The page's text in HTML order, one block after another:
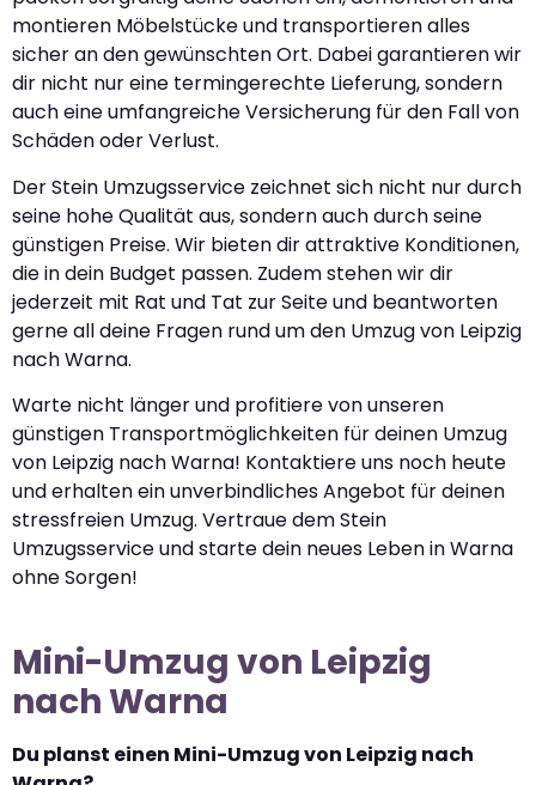
montieren Möbelstücke und transportieren alles
sicher an den gewünschten Ort. Dabei garantieren wir
dir nicht nur eine termingerechte Lieferung, sondern
auch eine umfangreiche Versicherung für den Fall von
Schäden oder Verlust.
Der Stein Umzugsservice zeichnet sich nicht nur durch
seine hohe Qualität aus, sondern auch durch seine
günstigen Preise. Wir bieten dir attraktive Konditionen,
die in dein Budget passen. Zudem stehen wir dir
jederzeit mit Rat und Tat zur Seite und beantworten
gerne all deine Fragen rund um den Umzug von Leipzig
nach Warna.
Warte nicht länger und profitiere von unseren
günstigen Transportmöglichkeiten für deinen Umzug
von Leipzig nach Warna! Kontaktiere uns noch heute
und erhalten ein unverbindliches Angebot für deinen
stressfreien Umzug. Vertraue dem Stein
Umzugsservice und starte dein neues Leben in Warna
ohne Sorgen!
Mini-Umzug von Leipzig
nach Warna
Du planst einen Mini-Umzug von Leipzig nach